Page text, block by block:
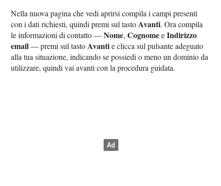
Nella nuova pagina che vedi aprirsi compila i campi presenti
con i dati richiesti, quindi premi sul tasto Avanti. Ora compila
le informazioni di contatto —Nome,CognomeeIndirizzo
email— premi sul tasto Avantie clicca sul pulsante adeguato
alla tua situazione, indicando se possiedi o meno un dominio da
utilizzare, quindi vai avanti con la procedura guidata.